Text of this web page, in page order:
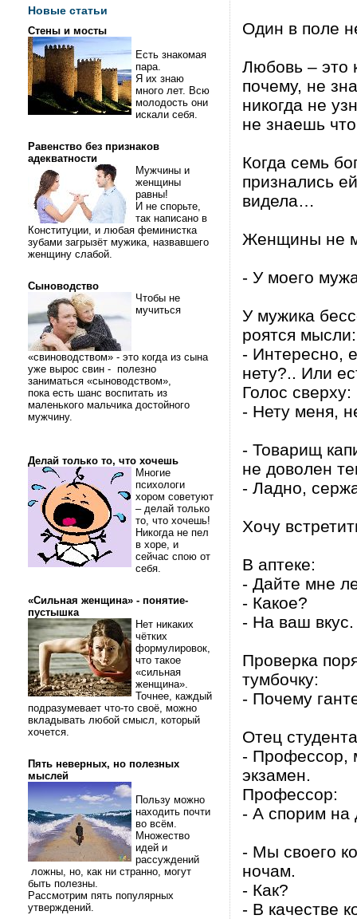
Новые статьи
Стены и мосты
Есть знакомая
пара.
Я их знаю
много лет. Всю
молодость они
искали себя.
Равенство без признаков
адекватности
Мужчины и
женщины
равны!
И не спорьте,
так написано в
Конституции, и любая феминистка
зубами загрызёт мужика, назвавшего
женщину слабой.
Сыноводство
Чтобы не
мучиться
«свиноводством» - это когда из сына
уже вырос свин - полезно
заниматься «сыноводством»,
пока есть шанс воспитать из
маленького мальчика достойного
мужчину.
Делай только то, что хочешь
Многие
психологи
хором советуют
– делай только
то, что хочешь!
Никогда не пел
в хоре, и
сейчас спою от
себя.
«Сильная женщина» - понятие-
пустышка
Нет никаких
чётких
формулировок,
что такое
«сильная
женщина».
Точнее, каждый
подразумевает что-то своё, можно
вкладывать любой смысл, который
хочется.
Пять неверных, но полезных
мыслей
Пользу можно
находить почти
во всём.
Множество
идей и
рассуждений
ложны, но, как ни странно, могут
быть полезны.
Рассмотрим пять популярных
утверждений.
Один в поле
Любовь – это
почему, не
никогда не
не знаешь
Когда семь
признались
видела…
Женщины не
- У моего
У мужика
роятся мысли:
- Интересно,
нету?.. Или
Голос сверху:
- Нету меня,
- Товарищ
не доволен
- Ладно,
Хочу
В аптеке:
- Дайте мне
- Какое?
- На ваш вкус.
Проверка
тумбочку:
- Почему
Отец
- Профессор,
экзамен.
Профессор:
- А спорим на
- Мы своего
ночам.
- Как?
- В качестве